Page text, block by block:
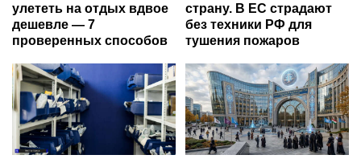
улететь на отдых вдвое
дешевле — 7
проверенных способов
страну. В ЕС страдают
без техники РФ для
тушения пожаров